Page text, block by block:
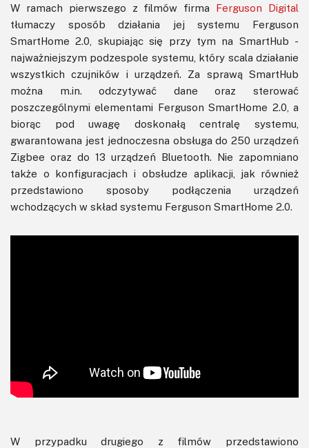
W ramach pierwszego z filmów firma Ferguson Digital
tłumaczy sposób działania jej systemu Ferguson
SmartHome 2.0, skupiając się przy tym na SmartHub -
najważniejszym podzespole systemu, który scala działanie
wszystkich czujników i urządzeń. Za sprawą SmartHub
można m.in. odczytywać dane oraz sterować
poszczególnymi elementami Ferguson SmartHome 2.0, a
biorąc pod uwagę doskonałą centralę systemu,
gwarantowana jest jednoczesna obsługa do 250 urządzeń
Zigbee oraz do 13 urządzeń Bluetooth. Nie zapomniano
także o konfiguracjach i obsłudze aplikacji, jak również
przedstawiono sposoby podłączenia urządzeń
wchodzących w skład systemu Ferguson SmartHome 2.0.
W przypadku drugiego z filmów przedstawiono